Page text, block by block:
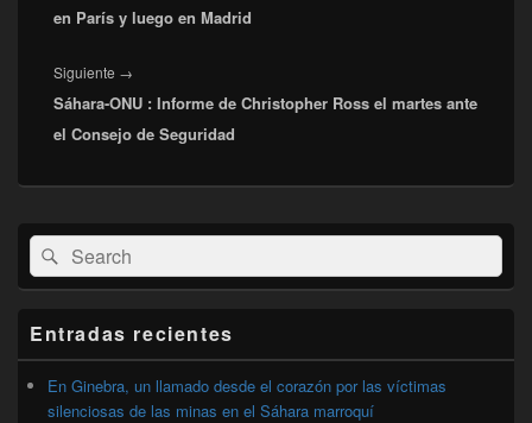
en París y luego en Madrid
Siguiente →
siguiente:
Sáhara-ONU : Informe de Christopher Ross el martes ante
el Consejo de Seguridad
El
área
de
widget
lateral
primaria
Buscar
por:
Buscar
Entradas recientes
En Ginebra, un llamado desde el corazón por las víctimas
silenciosas de las minas en el Sáhara marroquí